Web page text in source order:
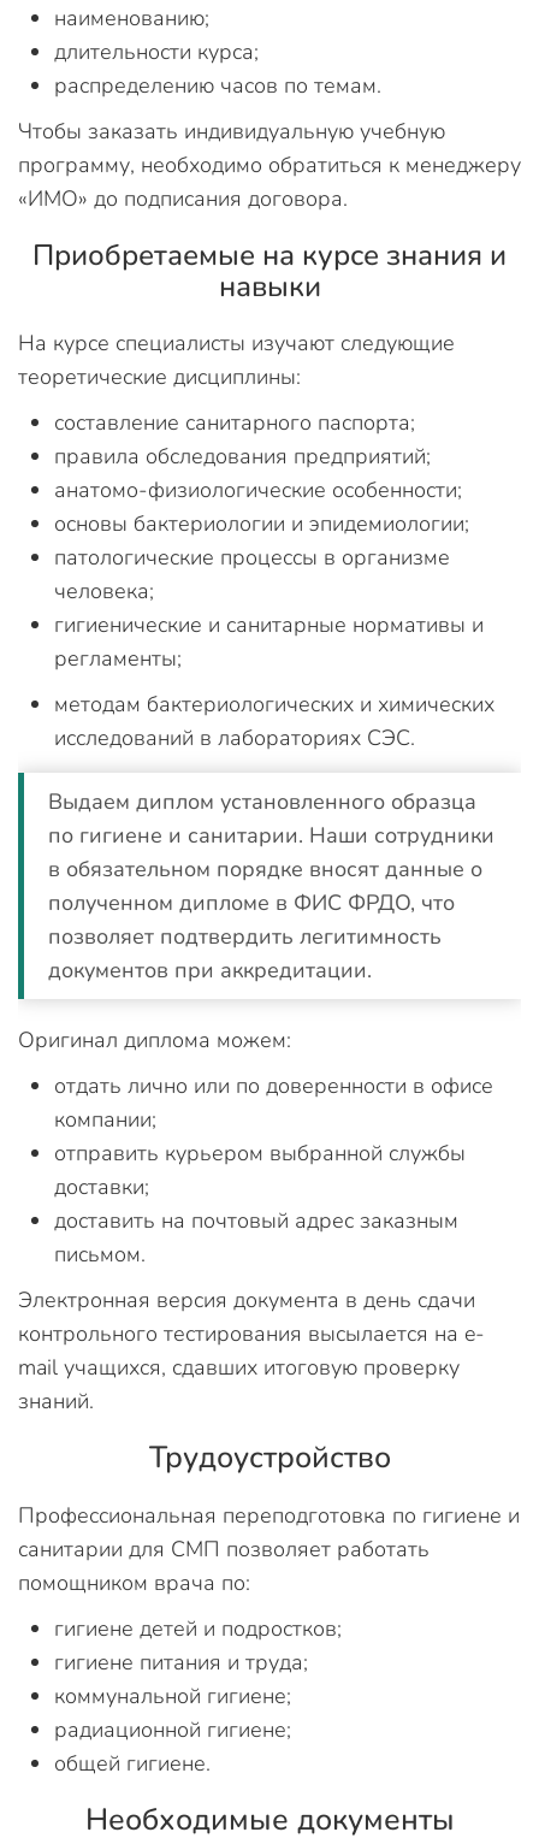
наименованию;
длительности курса;
распределению часов по темам.
Чтобы заказать индивидуальную учебную
программу, необходимо обратиться к менеджеру
«ИМО» до подписания договора.
Приобретаемые на курсе знания и
навыки
На курсе специалисты изучают следующие
теоретические дисциплины:
составление санитарного паспорта;
правила обследования предприятий;
анатомо-физиологические особенности;
основы бактериологии и эпидемиологии;
патологические процессы в организме
человека;
гигиенические и санитарные нормативы и
регламенты;
методам бактериологических и химических
исследований в лабораториях СЭС.
Выдаем диплом установленного образца
по гигиене и санитарии. Наши сотрудники
в обязательном порядке вносят данные о
полученном дипломе в ФИС ФРДО, что
позволяет подтвердить легитимность
документов при аккредитации.
Оригинал диплома можем:
отдать лично или по доверенности в офисе
компании;
отправить курьером выбранной службы
доставки;
доставить на почтовый адрес заказным
письмом.
Электронная версия документа в день сдачи
контрольного тестирования высылается на e-
mail учащихся, сдавших итоговую проверку
знаний.
Трудоустройство
Профессиональная переподготовка по гигиене и
санитарии для СМП позволяет работать
помощником врача по:
гигиене детей и подростков;
гигиене питания и труда;
коммунальной гигиене;
радиационной гигиене;
общей гигиене.
Необходимые документы